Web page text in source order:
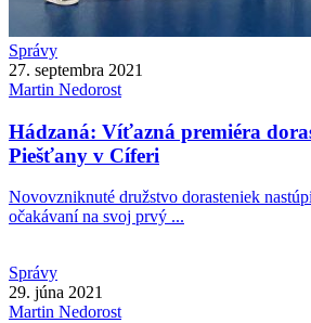
Správy
27. septembra 2021
Martin Nedorost
Hádzaná: Víťazná premiéra
Piešťany v Cíferi
Novovzniknuté družstvo dorasteniek
očakávaní na svoj prvý ...
Správy
29. júna 2021
Martin Nedorost